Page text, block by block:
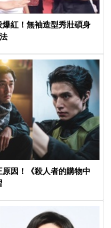
紅！無袖造型秀壯碩身
因！《殺人者的購物中